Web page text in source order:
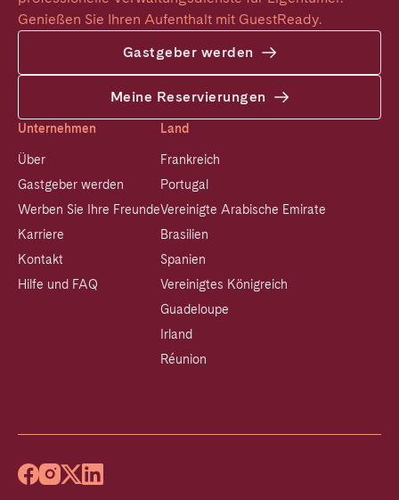
Genießen Sie Ihren Aufenthalt mit GuestReady.
Gastgeber werden
Meine Reservierungen
Unternehmen
Über
Gastgeber werden
Werben Sie Ihre Freunde
Karriere
Kontakt
Hilfe und FAQ
Land
Frankreich
Portugal
Vereinigte Arabische Emirate
Brasilien
Spanien
Vereinigtes Königreich
Guadeloupe
Irland
Réunion